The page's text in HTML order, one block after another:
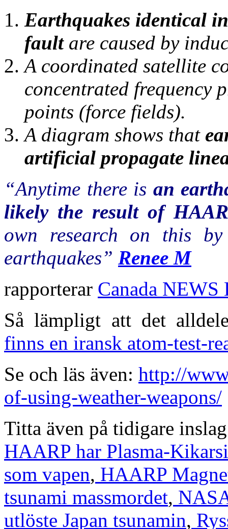
Earthquakes identical
faultare caused by
A coordinated satellite
concentrated frequency
points (force fields).
A diagram shows that
artificial propagate
“Anytime there is an
likely the result of
own research on this
earthquakes” Renee M
rapporterar Canada
Så lämpligt att det
finns en iransk atom-test-
Se och läs även: http://
of-using-weather-weapons/
Titta även på tidigare
HAARP har Plasma-
som vapen, HAARP
tsunami massmordet,
utlöste Japan tsunamin,